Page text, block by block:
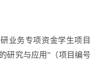
业务专项资金学生项目
研究与应用”（项目编号